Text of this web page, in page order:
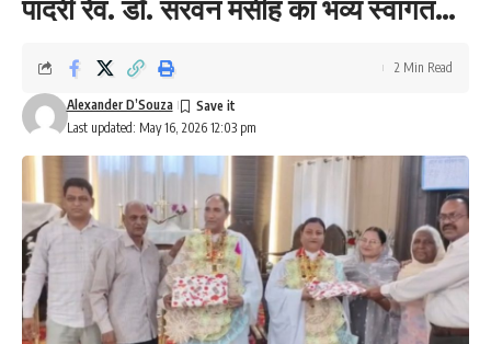
पादरी रेव. डॉ. सरवन मसीह का भव्य स्वागत…
Last updated: May 16, 2026 12:03 pm
Alexander D’Souza
2 Min Read